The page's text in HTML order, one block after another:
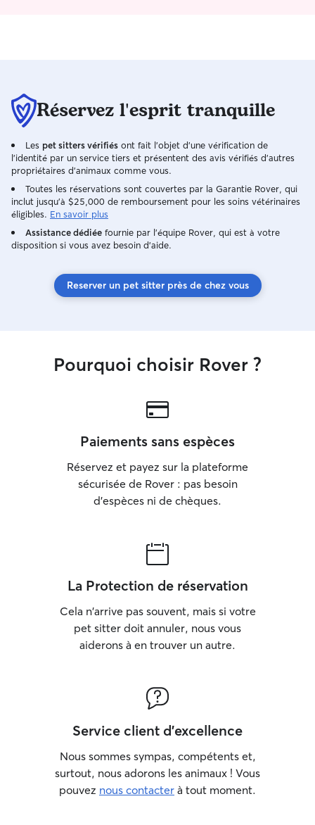
chiens, mes
carnet de
laisse avec le
etc, ce qui
encombrer
d'être
Réservez l'esprit tranquille
Les pet sitters vérifiés ont fait l'objet d'une vérification de
l'identité par un service tiers et présentent des avis vérifiés d'autres
propriétaires d'animaux comme vous.
Toutes les réservations sont couvertes par la Garantie Rover, qui
inclut jusqu'à $25,000 de remboursement pour les soins vétérinaires
éligibles. En savoir plus
Assistance dédiée fournie par l'équipe Rover, qui est à votre
disposition si vous avez besoin d'aide.
Reserver un pet sitter près de chez vous
Pourquoi choisir Rover ?
Paiements sans espèces
Réservez et payez sur la plateforme
sécurisée de Rover : pas besoin
d'espèces ni de chèques.
La Protection de réservation
Cela n'arrive pas souvent, mais si votre
pet sitter doit annuler, nous vous
aiderons à en trouver un autre.
Service client d'excellence
Nous sommes sympas, compétents et,
surtout, nous adorons les animaux ! Vous
pouvez nous contacter à tout moment.